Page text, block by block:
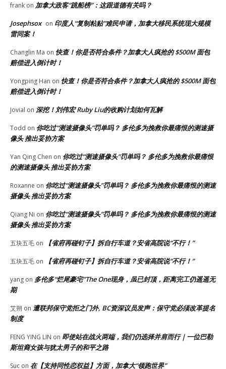
frank on 加拿大政客“跳船榜”：这跟道德有关吗？
Josephsox on 印度人“复制粘贴”难民申请，加拿大移民系统现大规模
雷同案！
Changlin Ma on 快查！你是否符合条件？加拿大人疯抢的 $500M 面包
赔偿进入倒计时！
Yongping Han on 快查！你是否符合条件？加拿大人疯抢的 $500M 面包
赔偿进入倒计时！
Jovial on 深挖！刘伟宏 Ruby Liu的收购计划如何瓦解
Todd on 你吃过“测速摄像头”罚单吗？ 多伦多为挽救你最痛恨的测速摄
像头 推出妥协方案
Yan Qing Chen on 你吃过“测速摄像头”罚单吗？ 多伦多为挽救你最痛恨
的测速摄像头 推出妥协方案
Roxanne on 你吃过“测速摄像头”罚单吗？ 多伦多为挽救你最痛恨的测速
摄像头 推出妥协方案
Qiang Ni on 你吃过“测速摄像头”罚单吗？ 多伦多为挽救你最痛恨的测速
摄像头 推出妥协方案
五块五毛 on 【省府再碰钉子】拆自行车道？安省高院说“不行！”
五块五毛 on 【省府再碰钉子】拆自行车道？安省高院说“不行！”
yang on 多伦多“烂尾豪宅”The One现身，虽已封顶，距离完工仍遥遥无
期
艾朔 on 遭联邦保守党拒之门外, BC资深议员发声：保守党必须改革提名
制度
FENG YING LIN on 即使站在战火两端，我们仍选择并肩而行｜一位巴勒
斯坦裔女孩与犹太男子的和平之路
Suc on 在【支持同性恋权益】方面，加拿大“领跑世界”